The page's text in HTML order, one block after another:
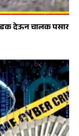
देऊन चालक पसार